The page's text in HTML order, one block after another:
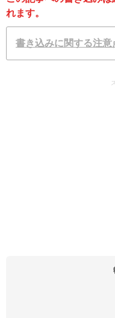
れます。
書き込みに関する注意